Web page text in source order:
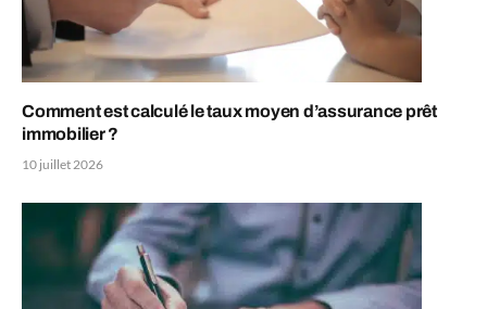
Comment est calculé le taux moyen d’assurance prêt
immobilier ?
10 juillet 2026